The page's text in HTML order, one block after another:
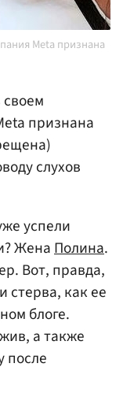
Meta признана
своем
признана
слухов
успели
ЖенаПолина.
Вот, правда,
стерва, как ее
блоге.
а также
после